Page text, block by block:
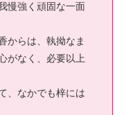
慢強く頑固な一面
からは、執拗なま
がなく、必要以上
、なかでも梓には